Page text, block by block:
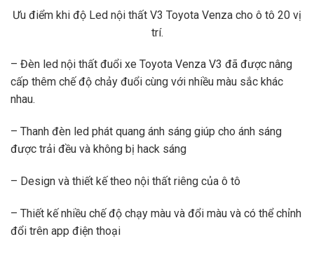
Ưu điểm khi độ Led nội thất V3 Toyota Venza cho ô tô 20 vị
trí.
– Đèn led nội thất đuổi xe Toyota Venza V3 đã được nâng
cấp thêm chế độ chảy đuổi cùng với nhiều màu sắc khác
nhau.
– Thanh đèn led phát quang ánh sáng giúp cho ánh sáng
được trải đều và không bị hack sáng
– Design và thiết kế theo nội thất riêng của ô tô
– Thiết kế nhiều chế độ chạy màu và đổi màu và có thể chỉnh
đổi trên app điện thoại